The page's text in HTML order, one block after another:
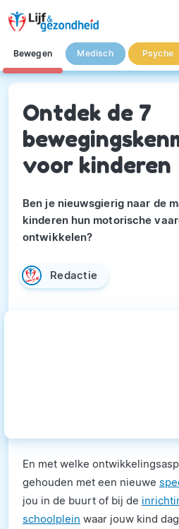
Bewegen Medisch Psyche
Ontdek de 7
voor kinderen
Ben je nieuwsgierig naar de
kinderen hun motorische
ontwikkelen?
Redactie
En met welke
gehouden met een nieuwe
jou in de buurt of bij de
schoolplein waar jouw kind